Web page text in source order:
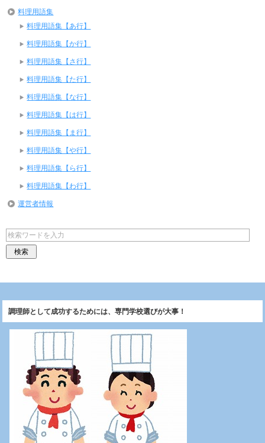
料理用語集
料理用語集【あ行】
料理用語集【か行】
料理用語集【さ行】
料理用語集【た行】
料理用語集【な行】
料理用語集【は行】
料理用語集【ま行】
料理用語集【や行】
料理用語集【ら行】
料理用語集【わ行】
運営者情報
調理師として成功するためには、専門学校選びが大事！